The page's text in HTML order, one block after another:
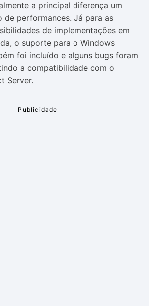
a principal diferença um
de performances. Já para as
de implementações em
o suporte para o Windows
foi incluído e alguns bugs foram
a compatibilidade com o
Server.